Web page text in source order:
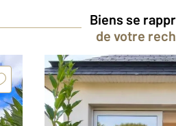
Biens se
de votre